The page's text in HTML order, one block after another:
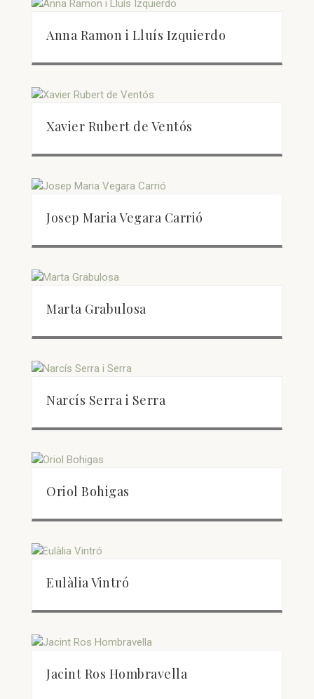
Anna Ramon i Lluís Izquierdo
Xavier Rubert de Ventós
Josep Maria Vegara Carrió
Marta Grabulosa
Narcís Serra i Serra
Oriol Bohigas
Eulàlia Vintró
Jacint Ros Hombravella